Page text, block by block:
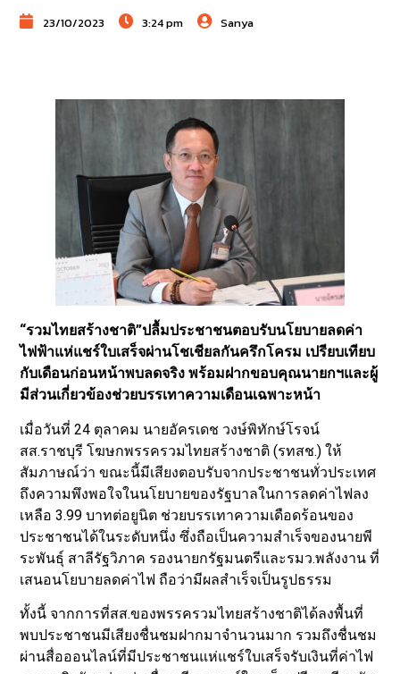
23/10/2023 3:24 pm Sanya
“รวมไทยสร้างชาติ”ปลื้มประชาชนตอบรับนโยบายลดค่า
ไฟฟ้าแห่แชร์ใบเสร็จผ่านโชเชียลกันครึกโครม เปรียบเทียบ
กับเดือนก่อนหน้าพบลดจริง พร้อมฝากขอบคุณนายกฯและผู้
มีส่วนเกี่ยวข้องช่วยบรรเทาความเดือนเฉพาะหน้า
เมื่อวันที่ 24 ตุลาคม นายอัครเดช วงษ์พิทักษ์โรจน์
สส.ราชบุรี โฆษกพรรครวมไทยสร้างชาติ (รทสช.) ให้
สัมภาษณ์ว่า ขณะนี้มีเสียงตอบรับจากประชาชนทั่วประเทศ
ถึงความพึงพอใจในนโยบายของรัฐบาลในการลดค่าไฟลง
เหลือ 3.99 บาทต่อยูนิต ช่วยบรรเทาความเดือดร้อนของ
ประชาชนได้ในระดับหนึ่ง ซึ่งถือเป็นความสำเร็จของนายพี
ระพันธุ์ สาลีรัฐวิภาค รองนายกรัฐมนตรีและรมว.พลังงาน ที่
เสนอนโยบายลดค่าไฟ ถือว่ามีผลสำเร็จเป็นรูปธรรม
ทั้งนี้ จากการที่สส.ของพรรครวมไทยสร้างชาติได้ลงพื้นที่
พบประชาชนมีเสียงชื่นชมฝากมาจำนวนมาก รวมถึงชื่นชม
ผ่านสื่อออนไลน์ที่มีประชาชนแห่แชร์ใบเสร็จรับเงินที่ค่าไฟ